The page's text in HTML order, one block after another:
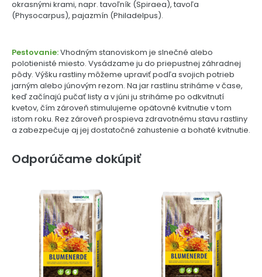
okrasnými krami, napr. tavoľník (Spiraea), tavoľa
(Physocarpus), pajazmín (Philadelpus).
Pestovanie:Vhodným stanoviskom je slnečné alebo
polotienisté miesto. Vysádzame ju do priepustnej záhradnej
pôdy. Výšku rastliny môžeme upraviť podľa svojich potrieb
jarným alebo júnovým rezom. Na jar rastlinu striháme v čase,
keď začínajú pučať listy a v júni ju striháme po odkvitnutí
kvetov, čím zároveň stimulujeme opätovné kvitnutie v tom
istom roku. Rez zároveň prospieva zdravotnému stavu rastliny
a zabezpečuje aj jej dostatočné zahustenie a bohaté kvitnutie.
Odporúčame dokúpiť